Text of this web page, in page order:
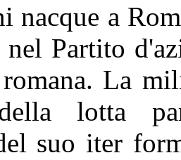
nacque a
Partito
romana. La
lotta
suo iter